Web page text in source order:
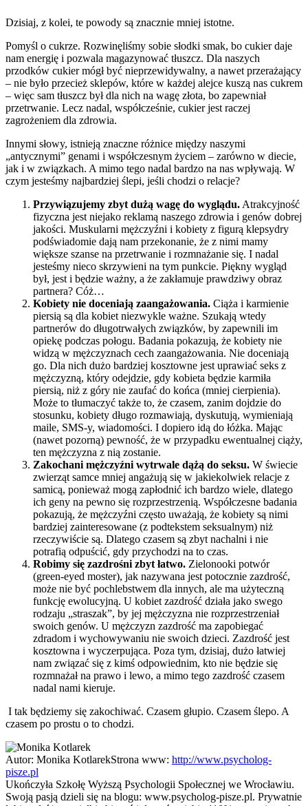
Dzisiaj, z kolei, te powody są znacznie mniej istotne.
Pomyśl o cukrze. Rozwinęliśmy sobie słodki smak, bo cukier daje
nam energię i pozwala magazynować tłuszcz. Dla naszych
przodków cukier mógł być nieprzewidywalny, a nawet przerażający
– nie było przecież sklepów, które w każdej alejce kuszą nas cukrem
– więc sam tłuszcz był dla nich na wagę złota, bo zapewniał
przetrwanie. Lecz nadal, współcześnie, cukier jest raczej
zagrożeniem dla zdrowia.
Innymi słowy, istnieją znaczne różnice między naszymi
„antycznymi” genami i współczesnym życiem – zarówno w diecie,
jak i w związkach. A mimo tego nadal bardzo na nas wpływają. W
czym jesteśmy najbardziej ślepi, jeśli chodzi o relacje?
Przywiązujemy zbyt dużą wagę do wyglądu. Atrakcyjność
fizyczna jest niejako reklamą naszego zdrowia i genów dobrej
jakości. Muskularni mężczyźni i kobiety z figurą klepsydry
podświadomie dają nam przekonanie, że z nimi mamy
większe szanse na przetrwanie i rozmnażanie się. I nadal
jesteśmy nieco skrzywieni na tym punkcie. Piękny wygląd
był, jest i będzie ważny, a że zakłamuje prawdziwy obraz
partnera? Cóż…
Kobiety nie doceniają zaangażowania. Ciąża i karmienie
piersią są dla kobiet niezwykle ważne. Szukają wtedy
partnerów do długotrwałych związków, by zapewnili im
opiekę podczas połogu. Badania pokazują, że kobiety nie
widzą w mężczyznach cech zaangażowania. Nie doceniają
go. Dla nich dużo bardziej kosztowne jest uprawiać seks z
mężczyzną, który odejdzie, gdy kobieta będzie karmiła
piersią, niż z góry nie zaufać do końca (mniej cierpienia).
Może to tłumaczyć także to, że czasem, zanim dojdzie do
stosunku, kobiety długo rozmawiają, dyskutują, wymieniają
maile, SMS-y, wiadomości. I dopiero idą do łóżka. Mając
(nawet pozorną) pewność, że w przypadku ewentualnej ciąży,
ten mężczyzna z nią zostanie.
Zakochani mężczyźni wytrwale dążą do seksu. W świecie
zwierząt samce mniej angażują się w jakiekolwiek relacje z
samicą, ponieważ mogą zapłodnić ich bardzo wiele, dlatego
ich geny na pewno się rozprzestrzenią. Współczesne badania
pokazują, że mężczyźni często uważają, że kobiety są nimi
bardziej zainteresowane (z podtekstem seksualnym) niż
rzeczywiście są. Dlatego czasem są zbyt nachalni i nie
potrafią odpuścić, gdy przychodzi na to czas.
Robimy się zazdrośni zbyt łatwo. Zielonooki potwór
(green-eyed moster), jak nazywana jest potocznie zazdrość,
może nie być pochlebstwem dla innych, ale ma użyteczną
funkcję ewolucyjną. U kobiet zazdrość działa jako swego
rodzaju „straszak”, by jej mężczyzna nie rozprzestrzeniał
swoich genów. U mężczyzn zazdrość ma zapobiegać
zdradom i wychowywaniu nie swoich dzieci. Zazdrość jest
kosztowna i wyczerpująca. Poza tym, dzisiaj, dużo łatwiej
nam związać się z kimś odpowiednim, kto nie będzie się
rozmnażał na prawo i lewo, a mimo tego zazdrość czasem
nadal nami kieruje.
I tak będziemy się zakochiwać. Czasem głupio. Czasem ślepo. A
czasem po prostu o to chodzi.
Autor: Monika KotlarekStrona www: http://www.psycholog-
pisze.pl
Ukończyła Szkołę Wyższą Psychologii Społecznej we Wrocławiu.
Swoją pasją dzieli się na blogu: www.psycholog-pisze.pl. Prywatnie